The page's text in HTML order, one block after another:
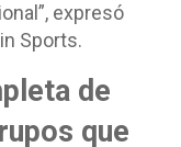
expresó
Sports.
de
que